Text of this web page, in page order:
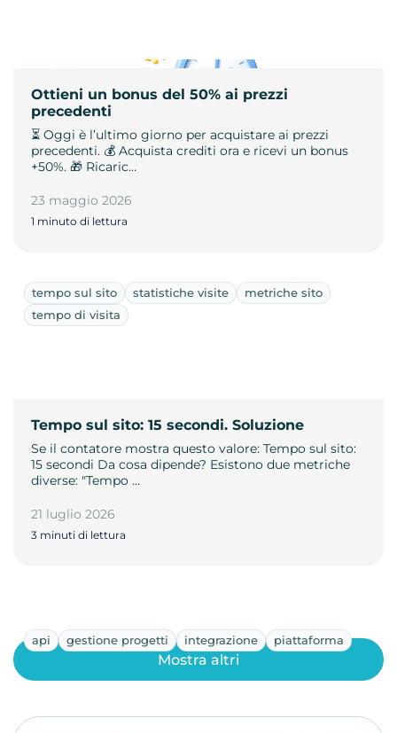
Ottieni un bonus del 50% ai prezzi
precedenti
⏳ Oggi è l’ultimo giorno per acquistare ai prezzi
precedenti. 💰 Acquista crediti ora e ricevi un bonus
+50%. 🎁 Ricaric…
23 maggio 2026
1 minuto di lettura
tempo sul sito statistiche visite
metriche sito
tempo di visita
Tempo sul sito: 15 secondi. Soluzione
Se il contatore mostra questo valore: Tempo sul sito:
15 secondi Da cosa dipende? Esistono due metriche
diverse: "Tempo …
21 luglio 2026
3 minuti di lettura
api gestione progetti integrazione piattaforma
Mostra altri